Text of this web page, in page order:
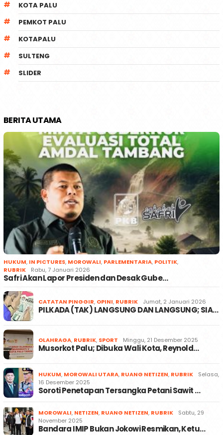
KOTA PALU
PEMKOT PALU
KOTAPALU
SULTENG
SLIDER
BERITA UTAMA
HUKUM, IN PICTURES, MOROWALI, PARLEMENTARIA, POLITIK,
RUBRIK
Rabu, 7 Januari 2026
Safri Akan Lapor Presiden dan Desak Gube…
CATATAN PINGGIR, OPINI, RUBRIK Jumat, 2 Januari 2026
PILKADA (TAK) LANGSUNG DAN LANGSUNG; SIA…
OLAHRAGA, RUBRIK, SPORT Minggu, 21 Desember 2025
Musorkot Palu; Dibuka Wali Kota, Reynold…
HUKUM, MOROWALI UTARA, RUANG NETIZEN, RUBRIK
Selasa,
16 Desember 2025
Soroti Penetapan Tersangka Petani Sawit …
MOROWALI, NETIZEN, RUANG NETIZEN, RUBRIK
Sabtu, 29
November 2025
Bandara IMIP Bukan Jokowi Resmikan, Ketu…